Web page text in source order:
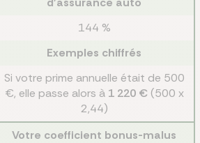
144 %
Exemples chiffrés
Si votre prime annuelle était de 500
€, elle passe alors à 1 220 € (500 x
2,44)
Votre coefficient bonus-malus